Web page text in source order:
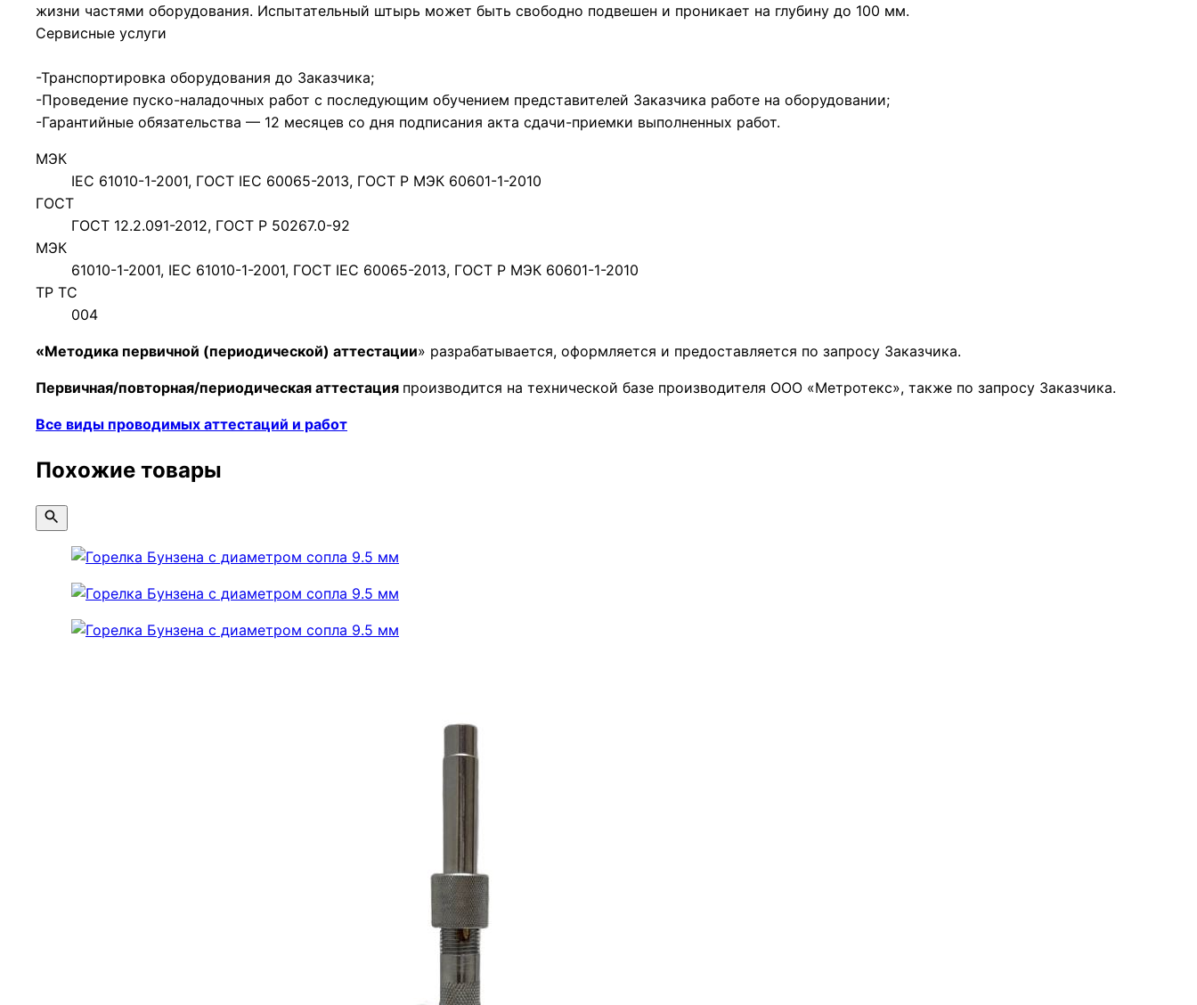
жизни частями оборудования. Испытательный штырь может быть свободно подвешен и проникает на глубину до 100 мм.
Сервисные услуги
-Транспортировка оборудования до Заказчика;
-Проведение пуско-наладочных работ с последующим обучением представителей Заказчика работе на оборудовании;
-Гарантийные обязательства — 12 месяцев со дня подписания акта сдачи-приемки выполненных работ.
МЭК
IEC 61010-1-2001, ГОСТ IEC 60065-2013, ГОСТ Р МЭК 60601-1-2010
ГОСТ
ГОСТ 12.2.091-2012, ГОСТ Р 50267.0-92
МЭК
61010-1-2001, IEC 61010-1-2001, ГОСТ IEC 60065-2013, ГОСТ Р МЭК 60601-1-2010
ТР ТС
004
«Методика первичной (периодической) аттестации» разрабатывается, оформляется и предоставляется по запросу Заказчика.
Первичная/повторная/периодическая аттестация производится на технической базе производителя ООО «Метротекс», также по запросу Заказчика.
Все виды проводимых аттестаций и работ
Похожие товары